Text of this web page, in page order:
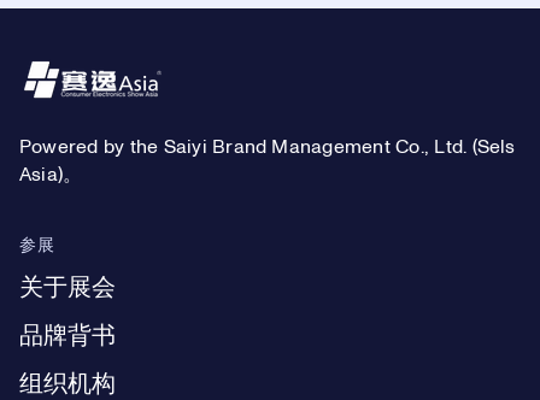
Footer
Powered by the Saiyi Brand Management Co., Ltd. (Sels
Asia)。
参展
关于展会
品牌背书
组织机构